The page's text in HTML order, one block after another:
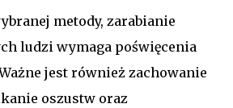
metody, zarabianie
ludzi wymaga poświęcenia
jest również zachowanie
oszustw oraz